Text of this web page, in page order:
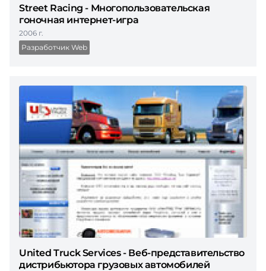
Street Racing - Многопользовательская
гоночная интернет-игра
2006 г.
Разработчик Web
United Truck Services - Веб-представительство
дистрибьютора грузовых автомобилей